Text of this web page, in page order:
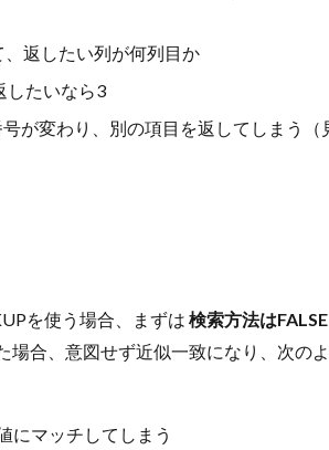
、返したい列が何列目か
したいなら3
が変わり、別の項目を返してしまう（
を使う場合、まずは 検索方法は
場合、意図せず近似一致になり、次の
にマッチしてしまう